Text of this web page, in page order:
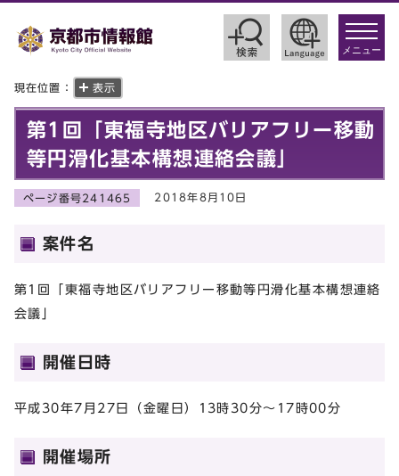
toggle
メニュー
現在位置： 表示
第1回「東福寺地区バリアフリー移動
等円滑化基本構想連絡会議」
ページ番号241465 2018年8月10日
案件名
第1回「東福寺地区バリアフリー移動等円滑化基本構想連絡
会議」
開催日時
平成30年7月27日（金曜日）13時30分～17時00分
開催場所